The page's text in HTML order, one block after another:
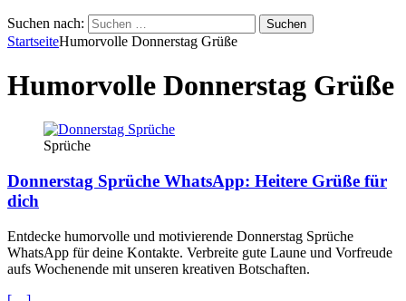
Suchen nach:
StartseiteHumorvolle Donnerstag Grüße
Humorvolle Donnerstag Grüße
Sprüche
Donnerstag Sprüche WhatsApp: Heitere Grüße für
dich
Entdecke humorvolle und motivierende Donnerstag Sprüche
WhatsApp für deine Kontakte. Verbreite gute Laune und Vorfreude
aufs Wochenende mit unseren kreativen Botschaften.